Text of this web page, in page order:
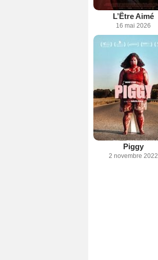
L’Être Aimé
16 mai 2026
Piggy
2 novembre 2022